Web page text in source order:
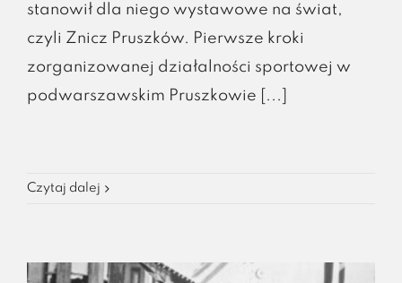
stanowił dla niego wystawowe na świat,
czyli Znicz Pruszków. Pierwsze kroki
zorganizowanej działalności sportowej w
podwarszawskim Pruszkowie [...]
Czytaj dalej